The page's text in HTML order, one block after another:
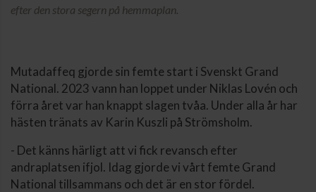
efter den stora segern på hemmaplan.
Mutadaffeq gjorde sin femte start i Svenskt Grand
National. 2023 vann han loppet under Niklas Lovén och
förra året var han knappt slagen tvåa. Under alla år har
hästen tränats av Karin Kuszli på Strömsholm.
- Det känns härligt att vi fick revansch efter
andraplatsen ifjol. Idag gjorde vi vårt femte Grand
National tillsammans och det är en stor fördel.